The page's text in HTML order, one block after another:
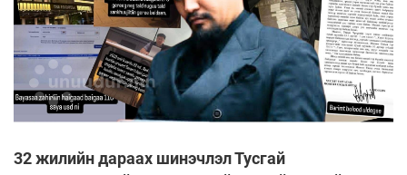
32 жилийн дараах шинэчлэл Тусгай